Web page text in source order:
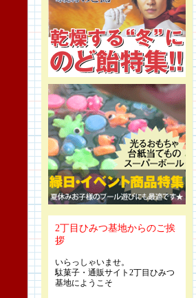
2丁目ひみつ基地からのご挨
拶
いらっしゃいませ。
駄菓子・通販サイト2丁目ひみつ
基地にようこそ